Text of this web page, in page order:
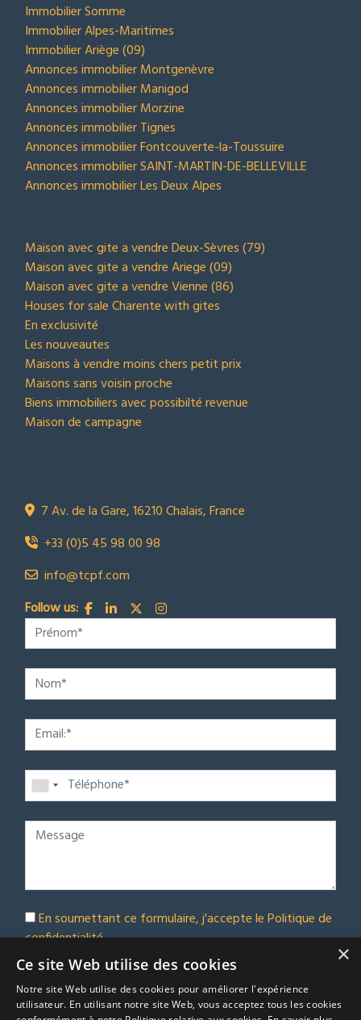
Immobilier Somme
Immobilier Alpes-Maritimes
Immobilier Ariège (09)
Annonces immobilier Montgenèvre
Annonces immobilier Manigod
Annonces immobilier Morzine
Annonces immobilier Tignes
Annonces immobilier Fontcouverte-la-Toussuire
Annonces immobilier SAINT-MARTIN-DE-BELLEVILLE
Annonces immobilier Les Deux Alpes
Maison avec gite a vendre Deux-Sèvres (79)
Maison avec gite a vendre Ariege (09)
Maison avec gite a vendre Vienne (86)
Houses for sale Charente with gites
En exclusivité
Les nouveautes
Maisons à vendre moins chers petit prix
Maisons sans voisin proche
Biens immobiliers avec possibilté revenue
Maison de campagne
7 Av. de la Gare, 16210 Chalais, France
+33 (0)5 45 98 00 98
info@tcpf.com
Follow us:
En soumettant ce formulaire, j'accepte lePolitique de
confidentialité
Abonnez-vous à notre bulletin d'information
Soumettre
×
Ce site Web utilise des cookies
Notre site Web utilise des cookies pour améliorer l'expérience
utilisateur. En utilisant notre site Web, vous acceptez tous les cookies